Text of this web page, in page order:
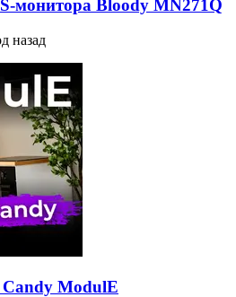
монитора Bloody MN271Q
назад
Candy ModulE